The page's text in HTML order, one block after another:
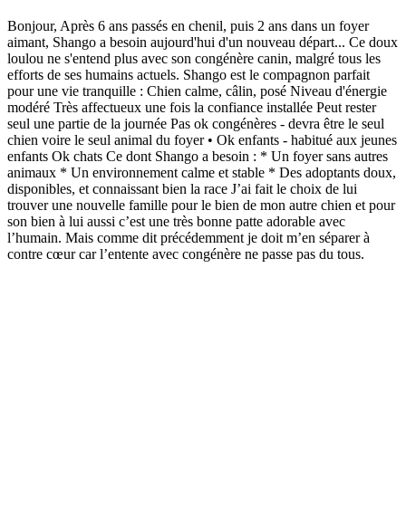
Bonjour, Après 6 ans passés en chenil, puis 2 ans dans un foyer
aimant, Shango a besoin aujourd'hui d'un nouveau départ... Ce doux
loulou ne s'entend plus avec son congénère canin, malgré tous les
efforts de ses humains actuels. Shango est le compagnon parfait
pour une vie tranquille : Chien calme, câlin, posé Niveau d'énergie
modéré Très affectueux une fois la confiance installée Peut rester
seul une partie de la journée Pas ok congénères - devra être le seul
chien voire le seul animal du foyer • Ok enfants - habitué aux jeunes
enfants Ok chats Ce dont Shango a besoin : * Un foyer sans autres
animaux * Un environnement calme et stable * Des adoptants doux,
disponibles, et connaissant bien la race J’ai fait le choix de lui
trouver une nouvelle famille pour le bien de mon autre chien et pour
son bien à lui aussi c’est une très bonne patte adorable avec
l’humain. Mais comme dit précédemment je doit m’en séparer à
contre cœur car l’entente avec congénère ne passe pas du tous.